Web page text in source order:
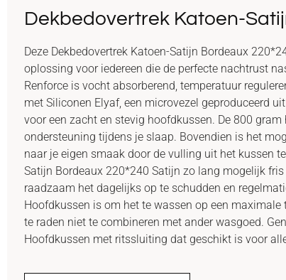
Dekbedovertrek Katoen-
Deze Dekbedovertrek Katoen-Satijn Bordeaux
oplossing voor iedereen die de perfecte nachtrust
Renforce is vocht absorberend, temperatuur
met Siliconen Elyaf, een microvezel geproduceerd
voor een zacht en stevig hoofdkussen. De 800
ondersteuning tijdens je slaap. Bovendien is het
naar je eigen smaak door de vulling uit het kussen
Satijn Bordeaux 220*240 Satijn zo lang mogelijk
raadzaam het dagelijks op te schudden en
Hoofdkussen is om het te wassen op een
te raden niet te combineren met ander wasgoed.
Hoofdkussen met ritssluiting dat geschikt is voor